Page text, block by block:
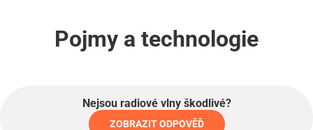
Pojmy a technologie
Nejsou radiové vlny škodlivé?
ZOBRAZIT ODPOVĚĎ